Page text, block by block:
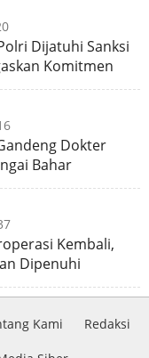
Dijatuhi Sanksi
Komitmen
Dokter
Bahar
Kembali,
Dipenuhi
Kami Redaksi